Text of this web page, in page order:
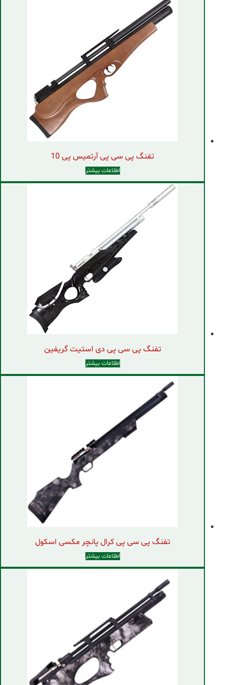
تفنگ پی سی پی آرتمیس پی 10
اطلاعات بیشتر
تفنگ پی سی پی دی استیت گریفین
اطلاعات بیشتر
تفنگ پی سی پی کرال پانچر مکسی اسکول
اطلاعات بیشتر